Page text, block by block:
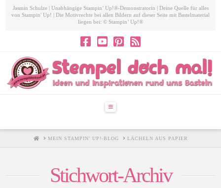
Jasmin Schulze | Unabhängige Stampin’ Up!®-Demonstratorin | Deine Quelle für alles
von Stampin' Up! | Die Motivrechte bei allen Bildern auf dieser Seite mit Bastelmaterial
liegen bei: © Stampin’ Up!®
Navigation
HOMEMEIN STAMPIN' UP!-BLOG LÄCHELN AUS PAPIER
Stichwort-Archiv